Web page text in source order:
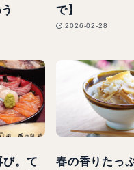
で】
2026-02-28
。て
春の香りたっ